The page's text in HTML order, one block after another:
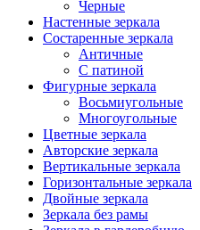
Черные
Настенные зеркала
Состаренные зеркала
Античные
С патиной
Фигурные зеркала
Восьмиугольные
Многоугольные
Цветные зеркала
Авторские зеркала
Вертикальные зеркала
Горизонтальные зеркала
Двойные зеркала
Зеркала без рамы